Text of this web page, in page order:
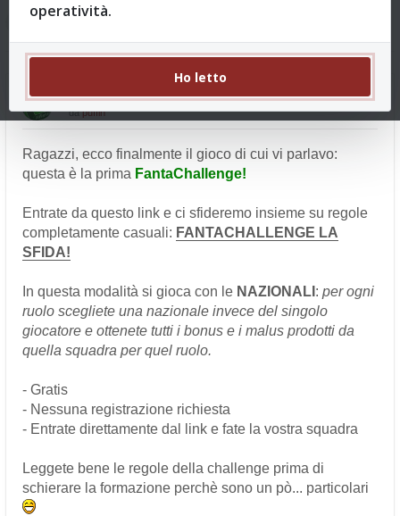
!!! FANTACHALLENGE - Vi sfido?!!??! !!!! #1
dapuffin
Ragazzi, ecco finalmente il gioco di cui vi parlavo:
questa è la prima FantaChallenge!
Entrate da questo link e ci sfideremo insieme su regole
completamente casuali: FANTACHALLENGE LA
SFIDA!
In questa modalità si gioca con le NAZIONALI : per ogni
ruolo scegliete una nazionale invece del singolo
giocatore e ottenete tutti i bonus e i malus prodotti da
quella squadra per quel ruolo.
- Gratis
- Nessuna registrazione richiesta
- Entrate direttamente dal link e fate la vostra squadra
Leggete bene le regole della challenge prima di
schierare la formazione perchè sono un pò... particolari
operatività.
Ho letto